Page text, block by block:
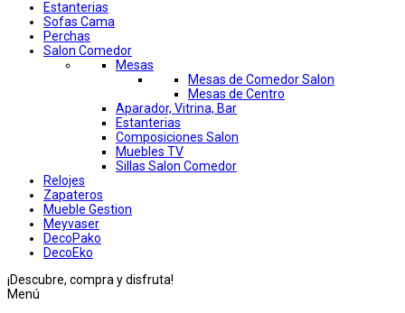
Estanterias
Sofas Cama
Perchas
Salon Comedor
Mesas
Mesas de Comedor Salon
Mesas de Centro
Aparador, Vitrina, Bar
Estanterias
Composiciones Salon
Muebles TV
Sillas Salon Comedor
Relojes
Zapateros
Mueble Gestion
Meyvaser
DecoPako
DecoEko
¡Descubre, compra y disfruta!
Menú